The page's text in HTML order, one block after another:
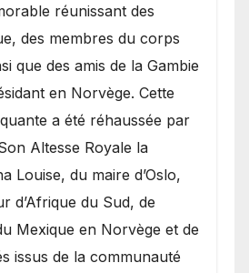
réunissant des
des membres du corps
que des amis de la Gambie
en Norvège. Cette
a été réhaussée par
Altesse Royale la
Louise, du maire d’Oslo,
d’Afrique du Sud, de
Mexique en Norvège et de
issus de la communauté